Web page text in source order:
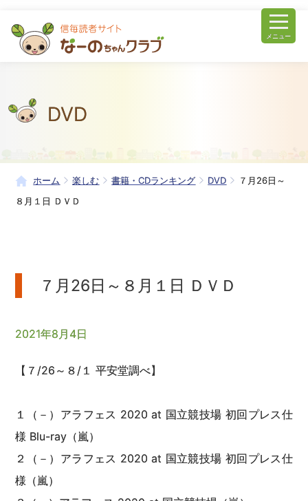
メニュー
DVD
ホーム 楽しむ 書籍・CDランキング DVD
７月26日～
８月１日 ＤＶＤ
７月26日～８月１日 ＤＶＤ
2021年8月4日
【７/26～８/１ 平安堂調べ】
１（－）アラフェス 2020 at 国立競技場 初回プレス仕
様 Blu-ray（嵐）
２（－）アラフェス 2020 at 国立競技場 初回プレス仕
様（嵐）